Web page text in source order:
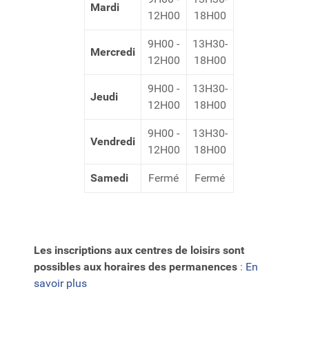
Mardi
12H00
18H00
Mercredi
9H00 -
12H00
13H30-
18H00
Jeudi
9H00 -
12H00
13H30-
18H00
Vendredi
9H00 -
12H00
13H30-
18H00
Samedi Fermé Fermé
Les inscriptions aux centres de loisirs sont
possibles aux horaires des permanences : En
savoir plus